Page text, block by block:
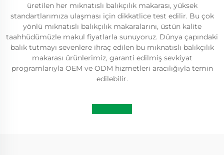
üretilen her mıknatıslı balıkçılık makarası, yüksek
standartlarımıza ulaşması için dikkatlice test edilir. Bu çok
yönlü mıknatıslı balıkçılık makaralarını, üstün kalite
taahhüdümüzle makul fiyatlarla sunuyoruz. Dünya çapındaki
balık tutmayı sevenlere ihraç edilen bu mıknatıslı balıkçılık
makarası ürünlerimiz, garanti edilmiş sevkiyat
programlarıyla OEM ve ODM hizmetleri aracılığıyla temin
edilebilir.